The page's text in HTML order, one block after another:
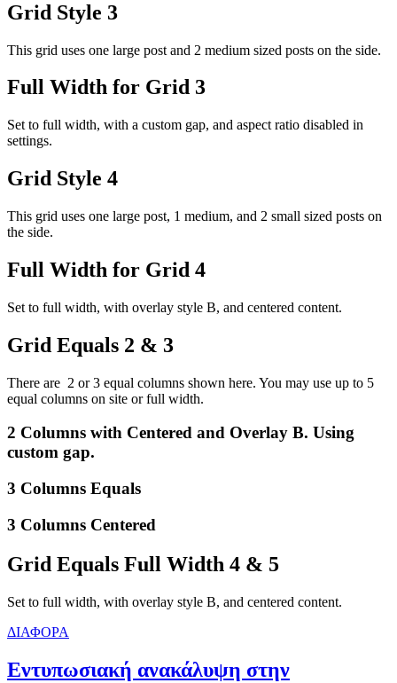
Grid Style 3
This grid uses one large post and 2 medium sized posts on the side.
Full Width for Grid 3
Set to full width, with a custom gap, and aspect ratio disabled in
settings.
Grid Style 4
This grid uses one large post, 1 medium, and 2 small sized posts on
the side.
Full Width for Grid 4
Set to full width, with overlay style B, and centered content.
Grid Equals 2 & 3
There are 2 or 3 equal columns shown here. You may use up to 5
equal columns on site or full width.
2 Columns with Centered and Overlay B. Using
custom gap.
3 Columns Equals
3 Columns Centered
Grid Equals Full Width 4 & 5
Set to full width, with overlay style B, and centered content.
ΔΙΑΦΟΡΑ
Εντυπωσιακή ανακάλυψη στην